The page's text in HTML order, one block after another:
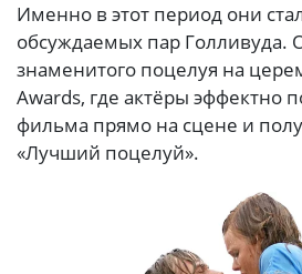
Именно в этот период они
обсуждаемых пар Голливуда.
знаменитого поцелуя на
Awards, где актёры эффектно
фильма прямо на сцене и
«Лучший поцелуй».